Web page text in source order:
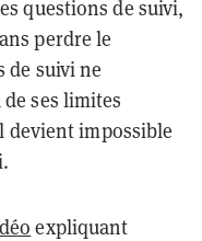
questions de suivi,
perdre le
de suivi ne
ses limites
devient impossible
expliquant